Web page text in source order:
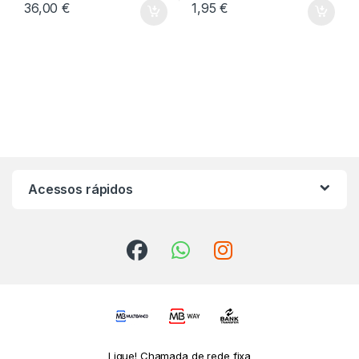
36,00€ 1,95€
Acessos rápidos
Ligue! Chamada de rede fixa